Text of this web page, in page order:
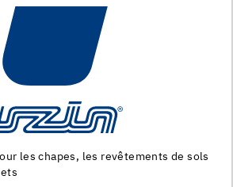
Machines et outils pour la preparation